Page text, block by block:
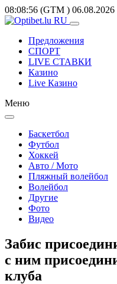
08:08:56 (GTM ) 06.08.2026
Предложения
СПОРТ
LIVE СТАВКИ
Казино
Live Казино
Меню
Баскетбол
Футбол
Хоккей
Авто / Мото
Пляжный волейбол
Волейбол
Другие
Фото
Видео
Забис
с ним
клуба